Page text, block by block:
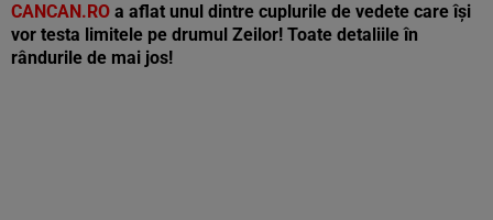
CANCAN.RO a aflat unul dintre cuplurile de vedete care îşi
vor testa limitele pe drumul Zeilor! Toate detaliile în
rândurile de mai jos!